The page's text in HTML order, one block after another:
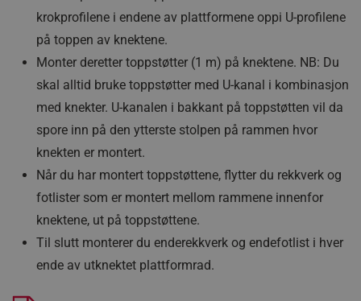
krokprofilene i endene av plattformene oppi U-profilene
på toppen av knektene.
Monter deretter toppstøtter (1 m) på knektene. NB: Du
skal alltid bruke toppstøtter med U-kanal i kombinasjon
med knekter. U-kanalen i bakkant på toppstøtten vil da
spore inn på den ytterste stolpen på rammen hvor
knekten er montert.
Når du har montert toppstøttene, flytter du rekkverk og
fotlister som er montert mellom rammene innenfor
knektene, ut på toppstøttene.
Til slutt monterer du enderekkverk og endefotlist i hver
ende av utknektet plattformrad.